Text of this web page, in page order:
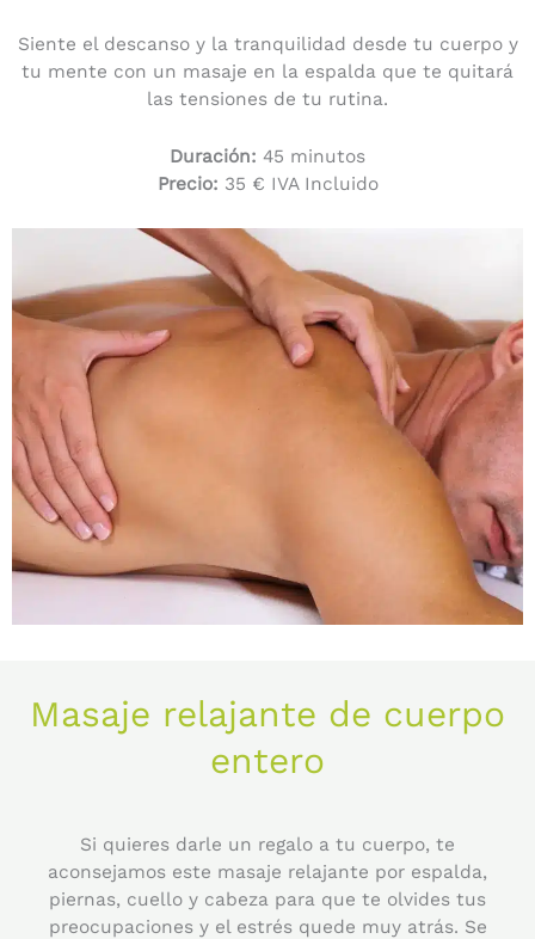
Siente el descanso y la tranquilidad desde tu cuerpo y
tu mente con un masaje en la espalda que te quitará
las tensiones de tu rutina.
Duración: 45 minutos
Precio: 35 € IVA Incluido
Masaje relajante de cuerpo
entero
Si quieres darle un regalo a tu cuerpo, te
aconsejamos este masaje relajante por espalda,
piernas, cuello y cabeza para que te olvides tus
preocupaciones y el estrés quede muy atrás. Se